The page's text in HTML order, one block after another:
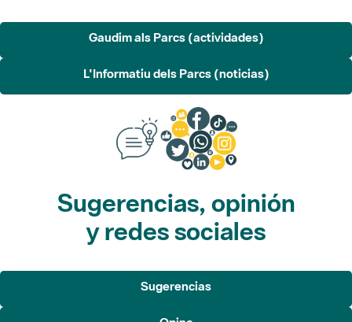
Gaudim als Parcs (actividades)
L'Informatiu dels Parcs (noticias)
Sugerencias, opinión
y redes sociales
Sugerencias